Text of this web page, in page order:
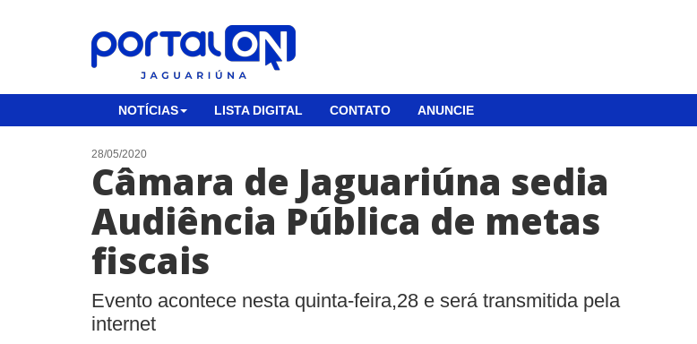
NOTÍCIAS LISTA DIGITAL CONTATO ANUNCIE
28/05/2020
Câmara de Jaguariúna sedia
Audiência Pública de metas
fiscais
Evento acontece nesta quinta-feira,28 e será transmitida pela
internet